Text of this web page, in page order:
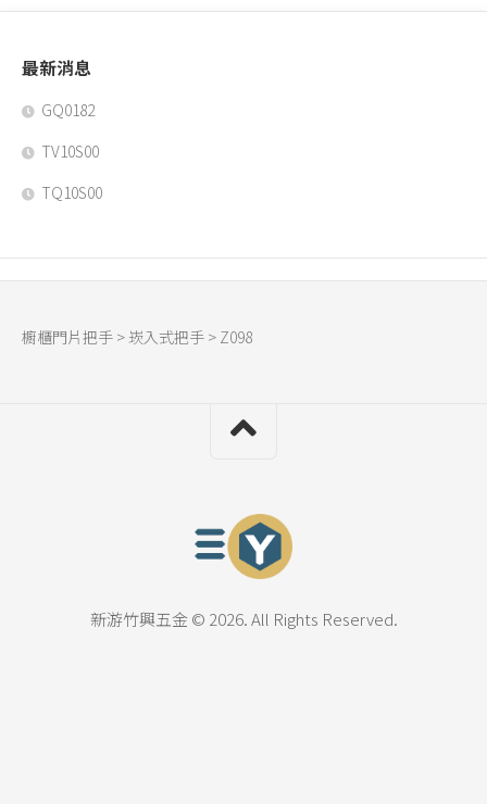
最新消息
GQ0182
TV10S00
TQ10S00
櫥櫃門片把手 > 崁入式把手 > Z098
新游竹興五金 © 2026. All Rights Reserved.